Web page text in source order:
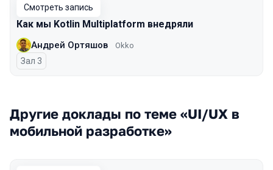
Смотреть запись
Как мы Kotlin Multiplatform внедряли
Андрей Ортяшов Okko
Зал 3
Другие доклады по теме «UI/UX в
мобильной разработке»